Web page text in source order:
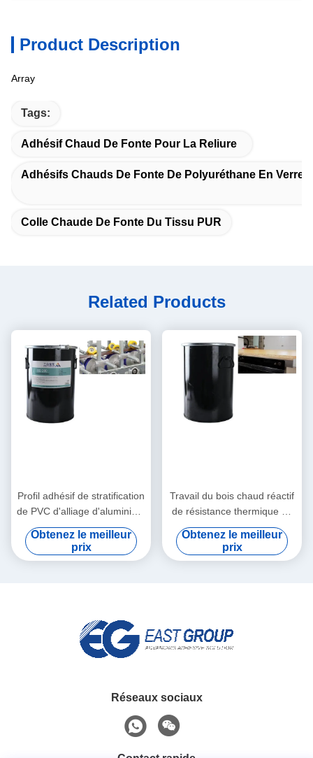
Product Description
Array
Tags:
Adhésif Chaud De Fonte Pour La Reliure
Adhésifs Chauds De Fonte De Polyuréthane En Verre
Colle Chaude De Fonte Du Tissu PUR
Related Products
Profil adhésif de stratification
de PVC d'alliage d'aluminium
enveloppant l'adhésif chaud
de fonte
Obtenez le meilleur
prix
Travail du bois chaud réactif
de résistance thermique de
colle de fonte du
polyuréthane PUR de
stratification plate
Obtenez le meilleur
prix
Réseaux sociaux